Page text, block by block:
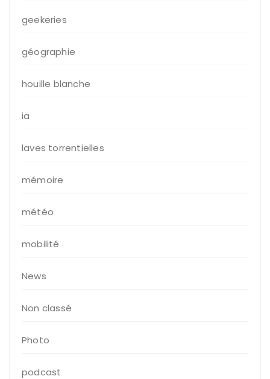
geekeries
géographie
houille blanche
ia
laves torrentielles
mémoire
météo
mobilité
News
Non classé
Photo
podcast